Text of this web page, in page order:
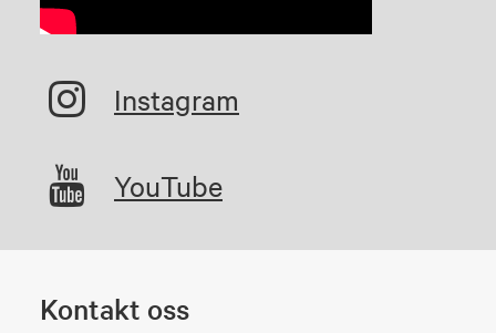
Instagram
YouTube
Kontakt oss